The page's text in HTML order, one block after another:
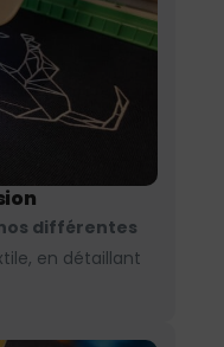
différentes
en détaillant